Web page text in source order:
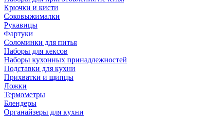
Крючки и кисти
Соковыжималки
Рукавицы
Фартуки
Соломинки для питья
Наборы для кексов
Наборы кухонных принадлежностей
Подставки для кухни
Прихватки и щипцы
Ложки
Термометры
Блендеры
Органайзеры для кухни